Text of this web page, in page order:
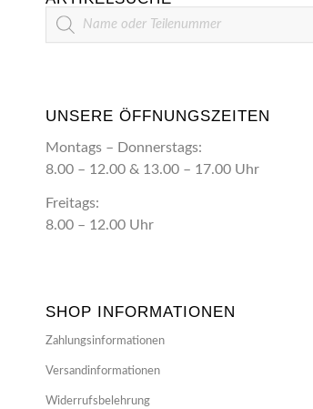
Artikelsuche
UNSERE ÖFFNUNGSZEITEN
Montags – Donnerstags:
8.00 – 12.00 & 13.00 – 17.00 Uhr
Freitags:
8.00 – 12.00 Uhr
SHOP INFORMATIONEN
Zahlungsinformationen
Versandinformationen
Widerrufsbelehrung